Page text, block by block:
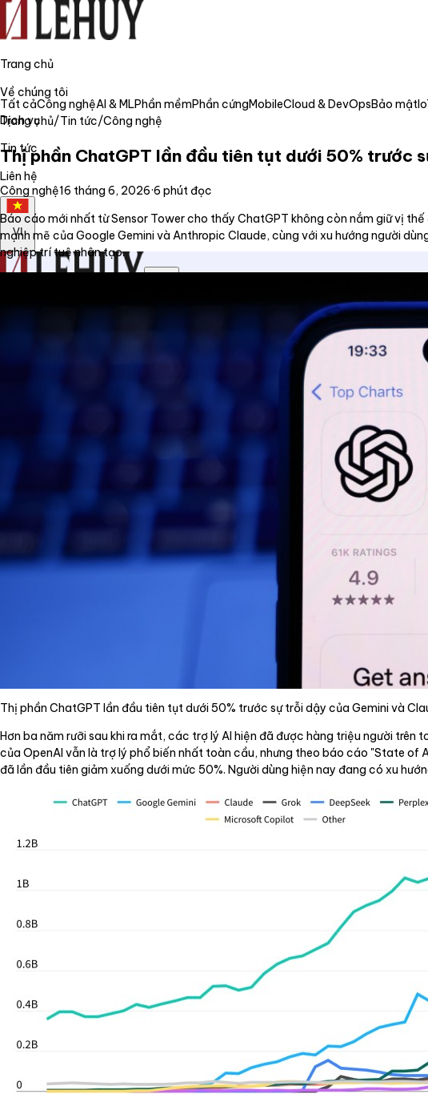
Trang chủ
Về chúng tôi
Dịch vụ
Tin tức
Liên hệ
VI
Tất cảCông nghệAI & MLPhần mềmPhần cứngMobileCloud & DevOpsBảo mật
Trang chủ/Tin tức/Công nghệ
Thị phần ChatGPT lần đầu tiên tụt dưới 50% trước
Công nghệ16 tháng 6, 2026·6 phút đọc
Báo cáo mới nhất từ Sensor Tower cho thấy ChatGPT không còn nắm giữ vị
mạnh mẽ của Google Gemini và Anthropic Claude, cùng với xu hướng người
nghiệp trí tuệ nhân tạo.
Thị phần ChatGPT lần đầu tiên tụt dưới 50% trước sự trỗi dậy của Gemini và
Hơn ba năm rưỡi sau khi ra mắt, các trợ lý AI hiện đã được hàng triệu người
của OpenAI vẫn là trợ lý phổ biến nhất toàn cầu, nhưng theo báo cáo "State
đã lần đầu tiên giảm xuống dưới mức 50%. Người dùng hiện nay đang có xu